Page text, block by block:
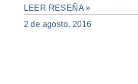
LEER RESEÑA »
2 de agosto, 2016